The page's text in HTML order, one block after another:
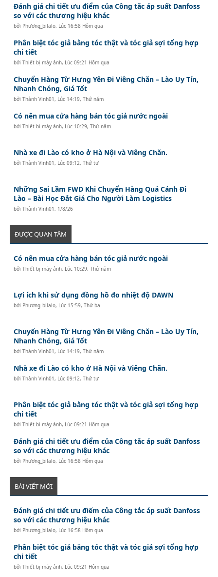
Email:Lghp@legend-shipping.com
Đánh giá chi tiết ưu điểm của Công tắc áp suất Danfoss
so với các thương hiệu khác
bởi Phương_bilalo, Lúc 16:58 Hôm qua
Phân biệt tóc giả bằng tóc thật và tóc giả sợi tổng hợp
chi tiết
bởiThiết bị máy ảnh, Lúc 09:21 Hôm qua
Chuyển Hàng Từ Hưng Yên Đi Viêng Chăn – Lào Uy Tín,
Nhanh Chóng, Giá Tốt
bởiThành Vinh01 , Lúc 14:19, Thứ năm
Có nên mua cửa hàng bán tóc giả nước ngoài
bởiThiết bị máy ảnh, Lúc 10:29, Thứ năm
Nhà xe đi Lào có kho ở Hà Nội và Viêng Chăn.
bởiThành Vinh01 , Lúc 09:12, Thứ tư
Những Sai Lầm FWD Khi Chuyển Hàng Quá Cảnh Đi
Lào – Bài Học Đắt Giá Cho Người Làm Logistics
bởiThành Vinh01 , 1/8/26
ĐƯỢC QUAN TÂM
Có nên mua cửa hàng bán tóc giả nước ngoài
bởiThiết bị máy ảnh, Lúc 10:29, Thứ năm
Lợi ích khi sử dụng đồng hồ đo nhiệt độ DAWN
bởi Phương_bilalo, Lúc 15:59, Thứ ba
Chuyển Hàng Từ Hưng Yên Đi Viêng Chăn – Lào Uy Tín,
Nhanh Chóng, Giá Tốt
bởiThành Vinh01 , Lúc 14:19, Thứ năm
Nhà xe đi Lào có kho ở Hà Nội và Viêng Chăn.
bởiThành Vinh01 , Lúc 09:12, Thứ tư
Phân biệt tóc giả bằng tóc thật và tóc giả sợi tổng hợp
chi tiết
bởiThiết bị máy ảnh, Lúc 09:21 Hôm qua
Đánh giá chi tiết ưu điểm của Công tắc áp suất Danfoss
so với các thương hiệu khác
bởi Phương_bilalo, Lúc 16:58 Hôm qua
BÀI VIẾT MỚI
Đánh giá chi tiết ưu điểm của Công tắc áp suất Danfoss
so với các thương hiệu khác
bởi Phương_bilalo, Lúc 16:58 Hôm qua
Phân biệt tóc giả bằng tóc thật và tóc giả sợi tổng hợp
chi tiết
bởiThiết bị máy ảnh, Lúc 09:21 Hôm qua